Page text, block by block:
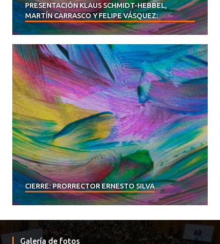
PRESENTACIÓN KLAUS SCHMIDT-HEBBEL,
MARTÍN CARRASCO Y FELIPE VÁSQUEZ:
CIERRE: PRORRECTOR ERNESTO SILVA
Galería de fotos